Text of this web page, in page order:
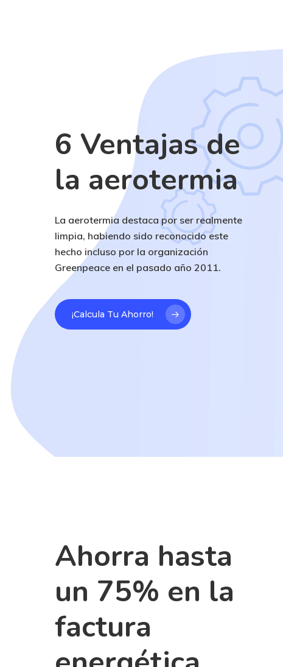
6 Ventajas de
la aerotermia
La aerotermia destaca por ser realmente
limpia, habiendo sido reconocido este
hecho incluso por la organización
Greenpeace en el pasado año 2011.
¡Calcula Tu Ahorro!
Ahorra hasta
un 75% en la
factura